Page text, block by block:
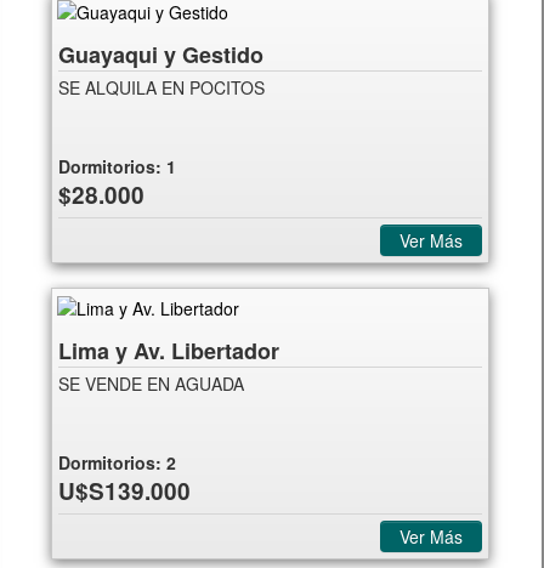
Guayaqui y Gestido
SE ALQUILA EN POCITOS
Dormitorios: 1
$28.000
Ver Más
Lima y Av. Libertador
SE VENDE EN AGUADA
Dormitorios:2
U$S139.000
Ver Más